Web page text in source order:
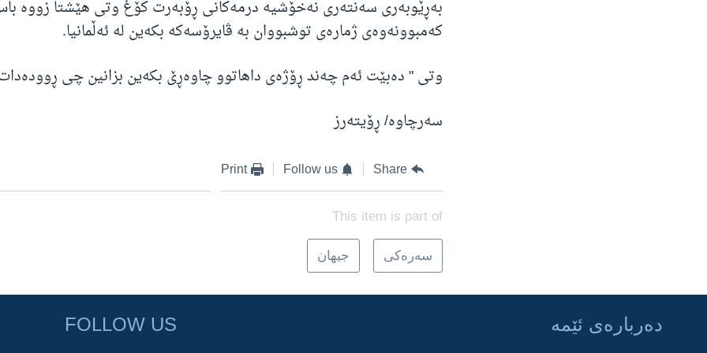
Learning English
بەڕێوبەری سەنتەری نەخۆشیە درمەکانی ڕۆبەرت کۆغ وتی هێشتا زووە
کەمبوونەوەی ژمارەی توشبووان بە ڤایرۆسەکە بکەین لە ئەڵمانیا.
وتی " دەبێت ئەم چەند ڕۆژەی داهاتوو چاوەڕێ بکەین بزانین چی
سەرچاوە/ ڕۆیتەرز
Share
Follow us
Print
This item is part of
سه‌ره‌کی جیهان
FOLLOW US ده‌رباره‌ی ئێمه‌